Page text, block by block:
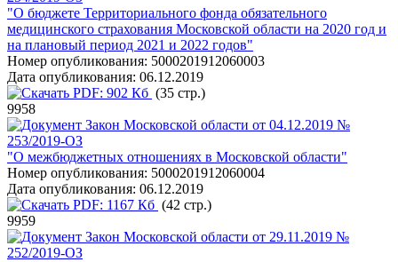
"О бюджете Территориального фонда обязательного
медицинского страхования Московской области на 2020 год и
на плановый период 2021 и 2022 годов"
Номер опубликования: 5000201912060003
Дата опубликования: 06.12.2019
PDF: 902 Кб (35 стр.)
9958
Закон Московской области от 04.12.2019 №
253/2019-ОЗ
"О межбюджетных отношениях в Московской области"
Номер опубликования: 5000201912060004
Дата опубликования: 06.12.2019
PDF: 1167 Кб (42 стр.)
9959
Закон Московской области от 29.11.2019 №
252/2019-ОЗ